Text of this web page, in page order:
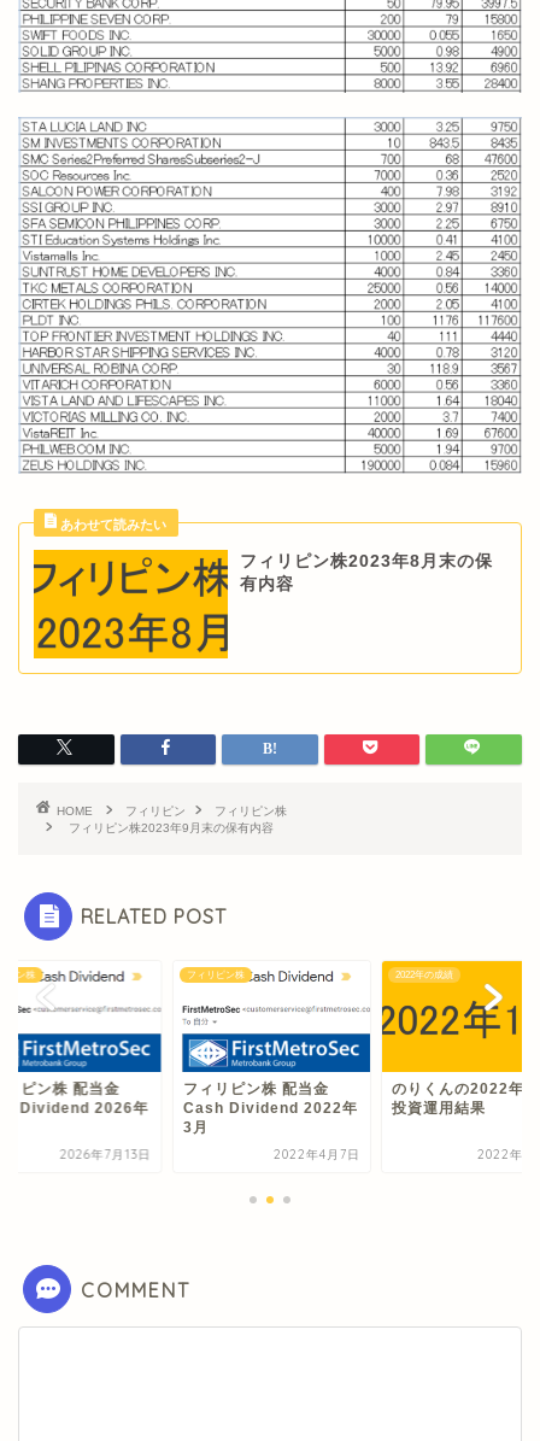
フィリピン株2023年8月末の保
有内容
HOME フィリピン
フィリピン株
フィリピン株2023年9月末の保有内容
RELATED POST
ピン株
リピン株 配当金
Dividend 2026年
2026年7月13日
フィリピン株
フィリピン株 配当金
Cash Dividend 2022年
3月
2022年4月7日
2022年の成績
のりくんの2022年
投資運用結果
2022年11
COMMENT